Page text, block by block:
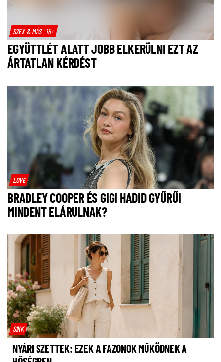
SZEX & MÁS 18+
EGYÜTTLÉT ALATT JOBB ELKERÜLNI EZT AZ
ÁRTATLAN KÉRDÉST
LOVE
BRADLEY COOPER ÉS GIGI HADID GYŰRŰI
MINDENT ELÁRULNAK?
SIKK
NYÁRI SZETTEK: EZEK A FAZONOK MŰKÖDNEK A